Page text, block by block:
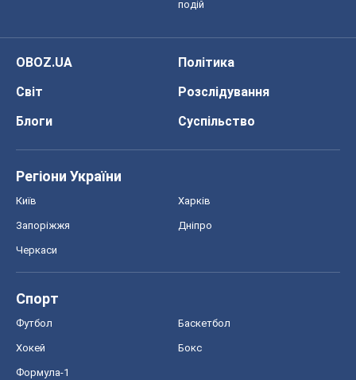
подій
OBOZ.UA
Політика
Світ
Розслідування
Блоги
Суспільство
Регіони України
Київ Харків
Запоріжжя Дніпро
Черкаси
Спорт
Футбол Баскетбол
Хокей Бокс
Формула-1